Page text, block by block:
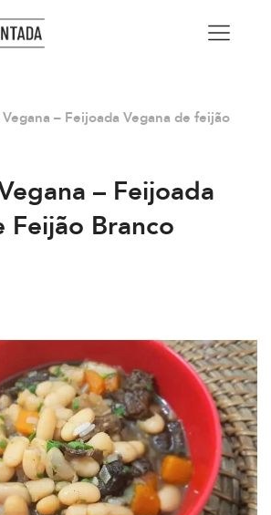
– Feijoada Vegana de feijão
– Feijoada
Feijão Branco